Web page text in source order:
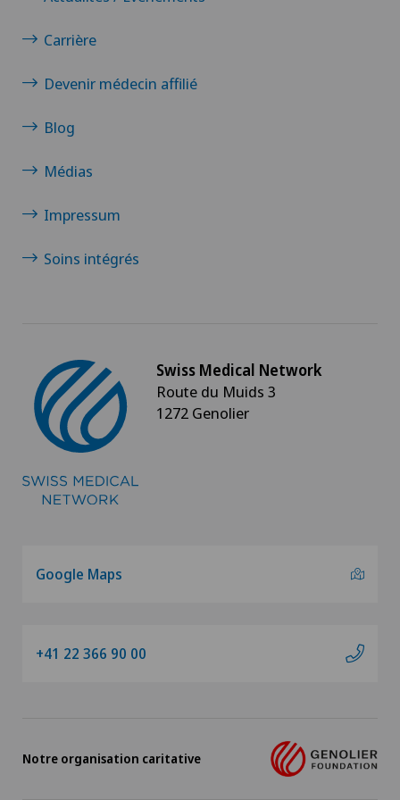
Générale-Beaulieu Soins à domicile SA
Gruppenpraxis West
Viva Health Suisse
Spital Zofingen
Centromedico SMN SA
Carrière
Devenir médecin affilié
Blog
Médias
Impressum
Soins intégrés
Swiss Medical Network
Route du Muids 3
1272 Genolier
Google Maps
+41 22 366 90 00
Notre organisation caritative